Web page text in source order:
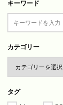
キーワード
カテゴリー
タグ